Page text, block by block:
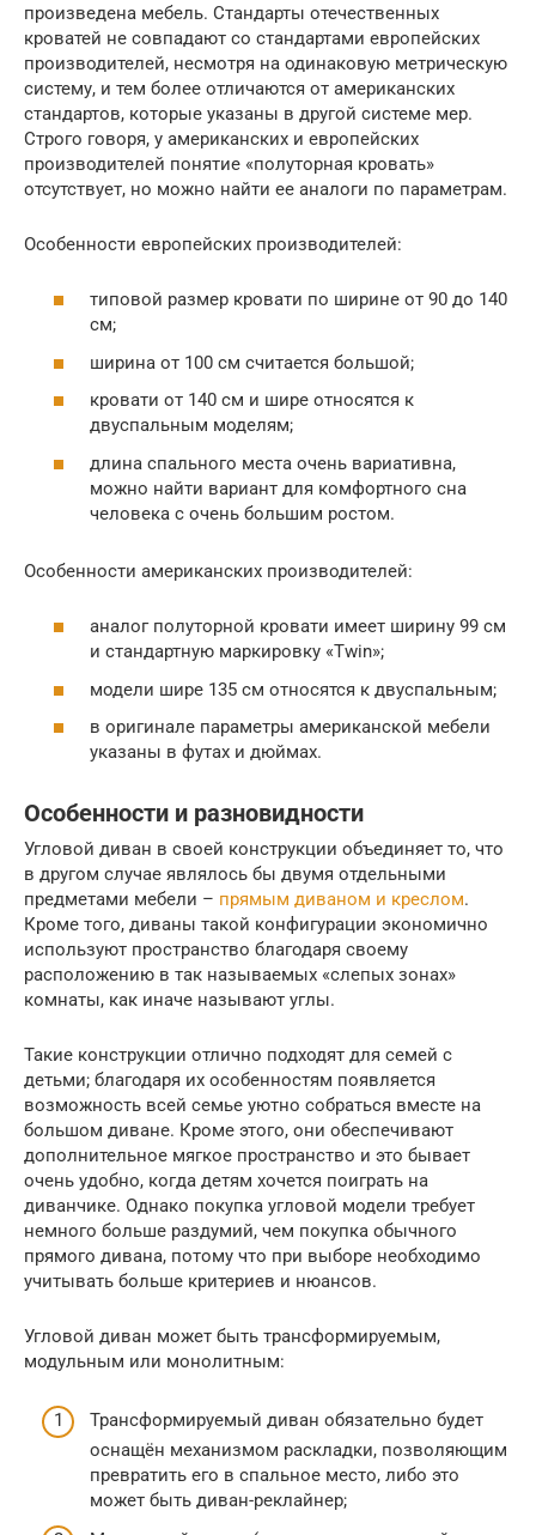
произведена мебель. Стандарты отечественных
кроватей не совпадают со стандартами европейских
производителей, несмотря на одинаковую метрическую
систему, и тем более отличаются от американских
стандартов, которые указаны в другой системе мер.
Строго говоря, у американских и европейских
производителей понятие «полуторная кровать»
отсутствует, но можно найти ее аналоги по параметрам.
Особенности европейских производителей:
типовой размер кровати по ширине от 90 до 140
см;
ширина от 100 см считается большой;
кровати от 140 см и шире относятся к
двуспальным моделям;
длина спального места очень вариативна,
можно найти вариант для комфортного сна
человека с очень большим ростом.
Особенности американских производителей:
аналог полуторной кровати имеет ширину 99 см
и стандартную маркировку «Twin»;
модели шире 135 см относятся к двуспальным;
в оригинале параметры американской мебели
указаны в футах и дюймах.
Особенности и разновидности
Угловой диван в своей конструкции объединяет то, что
в другом случае являлось бы двумя отдельными
предметами мебели – прямым диваном и креслом.
Кроме того, диваны такой конфигурации экономично
используют пространство благодаря своему
расположению в так называемых «слепых зонах»
комнаты, как иначе называют углы.
Такие конструкции отлично подходят для семей с
детьми; благодаря их особенностям появляется
возможность всей семье уютно собраться вместе на
большом диване. Кроме этого, они обеспечивают
дополнительное мягкое пространство и это бывает
очень удобно, когда детям хочется поиграть на
диванчике. Однако покупка угловой модели требует
немного больше раздумий, чем покупка обычного
прямого дивана, потому что при выборе необходимо
учитывать больше критериев и нюансов.
Угловой диван может быть трансформируемым,
модульным или монолитным:
Трансформируемый диван обязательно будет
оснащён механизмом раскладки, позволяющим
превратить его в спальное место, либо это
может быть диван-реклайнер;